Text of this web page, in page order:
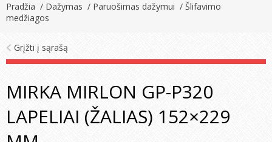
Pradžia / Dažymas / Paruošimas dažymui / Šlifavimo
medžiagos
Grįžti į sąrašą
MIRKA MIRLON GP-P320
LAPELIAI (ŽALIAS) 152×229